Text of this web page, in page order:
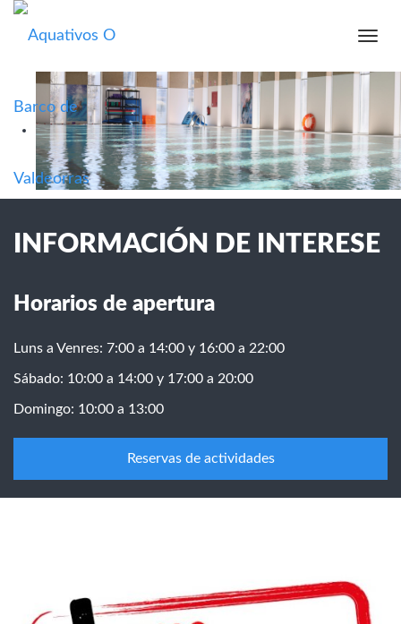
INICIO
NOVAS
CONTACTO
INFORMACIÓN DE INTERESE
Horarios de apertura
Luns a Venres: 7:00 a 14:00 y 16:00 a 22:00
Sábado: 10:00 a 14:00 y 17:00 a 20:00
Domingo: 10:00 a 13:00
Reservas de actividades